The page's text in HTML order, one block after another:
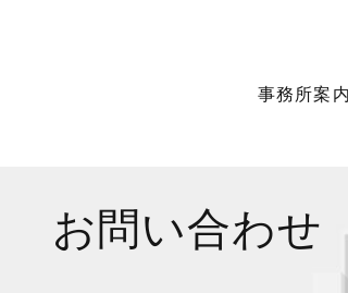
事務所案内
お問い合わせ